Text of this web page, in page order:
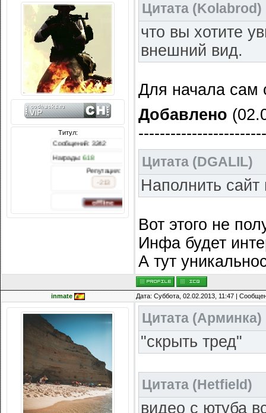
Титул:
Сообщений: 3242
Репутация:
-213
Цитата (Kolabrod)
что вы хотите
внешний вид.
Для начала сам
Добавлено
Цитата (DGALIL)
Наполнить
Вот этого не
Инфа будет
А тут
inmate Дата: Суббота, 02.02.2013, 11:47 |
Цитата (Арминка)
"скрыть тред"
Цитата (Hetfield)
видео с ютуба